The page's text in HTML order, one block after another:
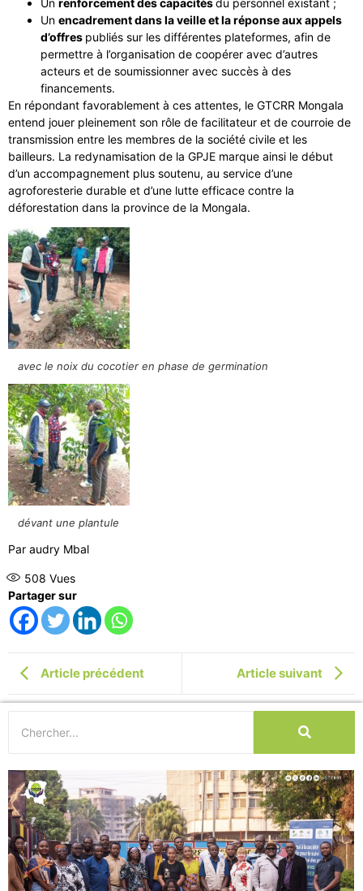
Un renforcement des capacitésdu personnel existant ;
Un encadrement dans la veille et la réponse aux appels
d’offres publiés sur les différentes plateformes, afin de
permettre à l’organisation de coopérer avec d’autres
acteurs et de soumissionner avec succès à des
financements.
En répondant favorablement à ces attentes, le GTCRR Mongala
entend jouer pleinement son rôle de facilitateur et de courroie de
transmission entre les membres de la société civile et les
bailleurs. La redynamisation de la GPJE marque ainsi le début
d’un accompagnement plus soutenu, au service d’une
agroforesterie durable et d’une lutte efficace contre la
déforestation dans la province de la Mongala.
avec le noix du cocotier en phase de germination
dévant une plantule
Par audry Mbal
508 Vues
Partager sur
Article précédent Article suivant